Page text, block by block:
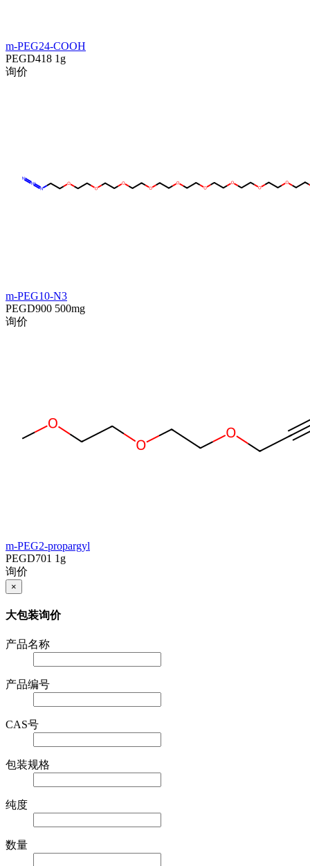
m-PEG24-COOH
PEGD418 1g
询价
m-PEG10-N3
PEGD900 500mg
询价
m-PEG2-propargyl
PEGD701 1g
询价
×
大包装询价
产品名称
产品编号
CAS号
包装规格
纯度
数量